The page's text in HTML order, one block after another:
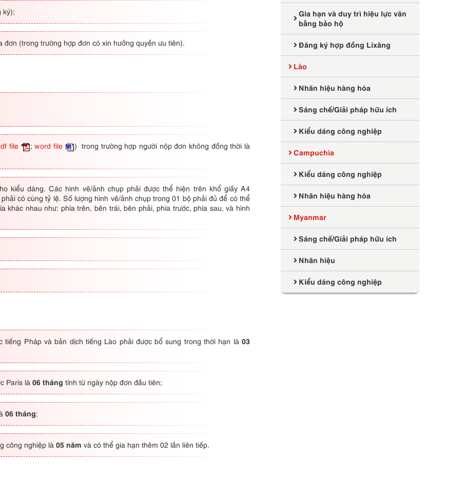
ký);
(trong trường hợp đơn có xin hưởng quyền ưu tiên).
file ;word file
) trong trường hợp người nộp đơn không đồng thời là
kiểu dáng. Các hình vẽ/ảnh chụp phải được thể hiện trên khổ giấy A4
có cùng tỷ lệ. Số lượng hình vẽ/ảnh chụp trong 01 bộ phải đủ để có thể
khác nhau như: phía trên, bên trái, bên phải, phía trước, phía sau, và hình
tiếng Pháp và bản dịch tiếng Lào phải được bổ sung trong thời hạn là03
Paris là 06 tháng tính từ ngày nộp đơn đầu tiên;
06 tháng;
công nghiệp là 05 năm và có thể gia hạn thêm 02 lần liên tiếp.
Gia hạn và duy trì hiệu lực văn
bằng bảo hộ
Đăng ký hợp đồng Lixăng
Lào
Nhãn hiệu hàng hóa
Sáng chế/Giải pháp hữu ích
Kiểu dáng công nghiệp
Campuchia
Kiểu dáng công nghiệp
Nhãn hiệu hàng hóa
Myanmar
Sáng chế/Giải pháp hữu ích
Nhãn hiệu
Kiểu dáng công nghiệp